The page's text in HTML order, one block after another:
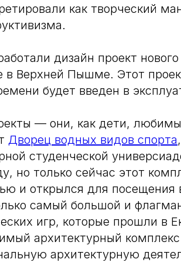
как творческий
дизайн проект
в Верхней Пышме. Этот
будет введен в
— они, как дети,
Дворец водных видов спорта
студенческой
но только сейчас этот
и открылся для
самый большой и
игр, которые прошли в
архитектурный
архитектурную